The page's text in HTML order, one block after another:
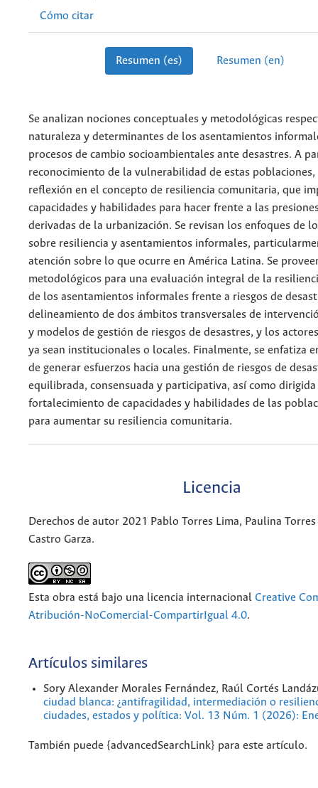
Cómo citar
Resumen (es) Resumen (en)
Se analizan nociones conceptuales y metodológicas
naturaleza y determinantes de los asentamientos
procesos de cambio socioambientales ante desastres. A
reconocimiento de la vulnerabilidad de estas poblaciones,
reflexión en el concepto de resiliencia comunitaria, que
capacidades y habilidades para hacer frente a las
derivadas de la urbanización. Se revisan los enfoques de
sobre resiliencia y asentamientos informales,
atención sobre lo que ocurre en América Latina. Se
metodológicos para una evaluación integral de la
de los asentamientos informales frente a riesgos de
delineamiento de dos ámbitos transversales de
y modelos de gestión de riesgos de desastres, y los
ya sean institucionales o locales. Finalmente, se enfatiza
de generar esfuerzos hacia una gestión de riesgos de
equilibrada, consensuada y participativa, así como dirigida
fortalecimiento de capacidades y habilidades de las
para aumentar su resiliencia comunitaria.
Licencia
Derechos de autor 2021 Pablo Torres Lima, Paulina
Castro Garza.
Esta obra está bajo una licencia internacional Creative
Atribución-NoComercial-CompartirIgual 4.0.
Artículos similares
Sory Alexander Morales Fernández, Raúl Cortés
ciudad blanca: ¿antifragilidad, intermediación o
ciudades, estados y política: Vol. 13 Núm. 1 (2026):
También puede {advancedSearchLink} para este artículo.